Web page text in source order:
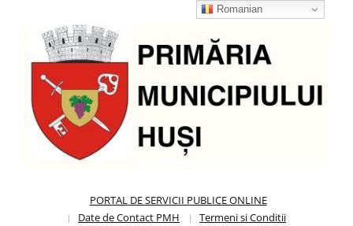
PORTAL DE SERVICII PUBLICE ONLINE
Date de Contact PMH
Termeni si Conditii
Romanian